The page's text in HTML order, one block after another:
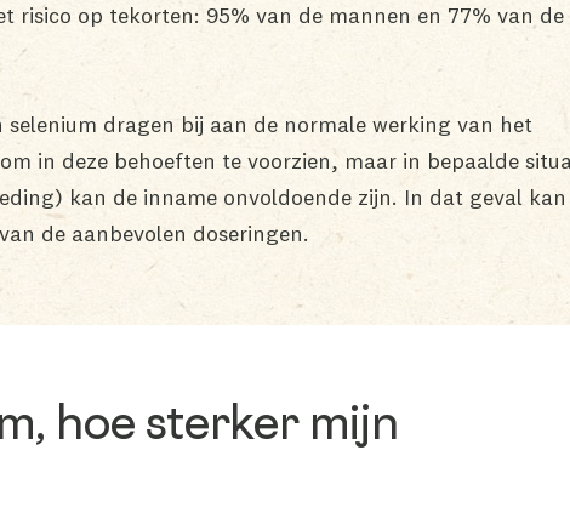
op tekorten: 95% van de mannen en 77% van de
dragen bij aan de normale werking van het
in deze behoeften te voorzien, maar in bepaalde
kan de inname onvoldoende zijn. In dat geval kan
de aanbevolen doseringen.
hoe sterker mijn